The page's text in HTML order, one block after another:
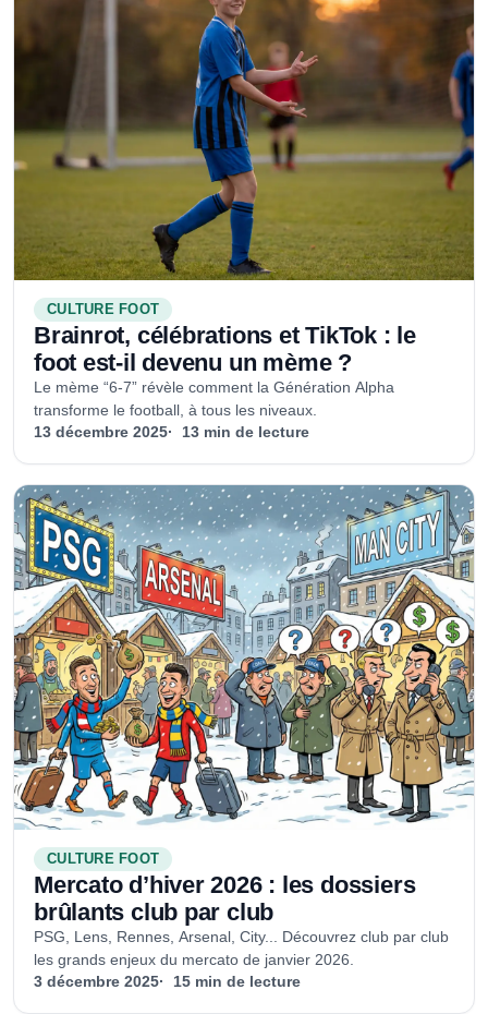
CULTURE FOOT
Brainrot, célébrations et TikTok : le
foot est-il devenu un mème ?
Le mème “6-7” révèle comment la Génération Alpha
transforme le football, à tous les niveaux.
13 décembre 2025 13 min de lecture
CULTURE FOOT
Mercato d’hiver 2026 : les dossiers
brûlants club par club
PSG, Lens, Rennes, Arsenal, City... Découvrez club par club
les grands enjeux du mercato de janvier 2026.
3 décembre 2025 15 min de lecture